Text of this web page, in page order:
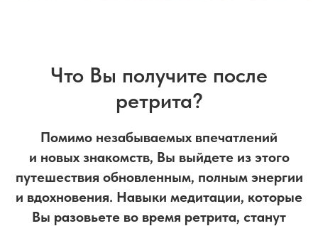
Что Вы получите после
ретрита?
Помимо незабываемых впечатлений
и новых знакомств, Вы выйдете из этого
путешествия обновленным, полным энергии
и вдохновения. Навыки медитации, которые
Вы разовьете во время ретрита, станут